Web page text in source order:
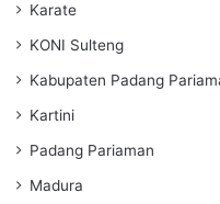
Karate
KONI Sulteng
Kabupaten Padang
Kartini
Padang Pariaman
Madura